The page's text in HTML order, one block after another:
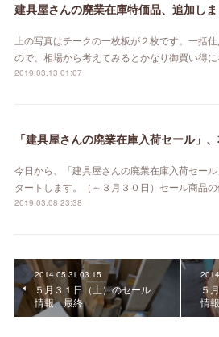
上の写真はチークの一枚板が２枚です。一括
ので、相場から考えてみるとかなり御買い得に
2019.03.13 01:07
今日から、「建具屋さんの廃業在庫入荷セール
タートします。（～３月３０日）セール商品の
2019.03.08 23:38
2014.05.31 03:15
５月３１日（土）のセール
情報 最終
５
情